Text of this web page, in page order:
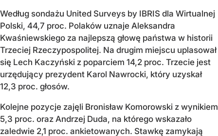
Według sondażu United Surveys by IBRIS dla Wirtualnej
Polski, 44,7 proc. Polaków uznaje Aleksandra
Kwaśniewskiego za najlepszą głowę państwa w historii
Trzeciej Rzeczypospolitej. Na drugim miejscu uplasował
się Lech Kaczyński z poparciem 14,2 proc. Trzecie jest
urzędujący prezydent Karol Nawrocki, który uzyskał
12,3 proc. głosów.
Kolejne pozycje zajęli Bronisław Komorowski z wynikiem
5,3 proc. oraz Andrzej Duda, na którego wskazało
zaledwie 2,1 proc. ankietowanych. Stawkę zamykają